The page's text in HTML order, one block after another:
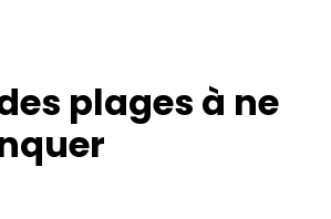
plages à ne